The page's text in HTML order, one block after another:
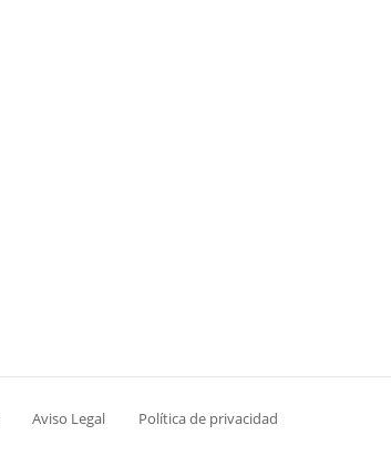
Aviso Legal Política de privacidad